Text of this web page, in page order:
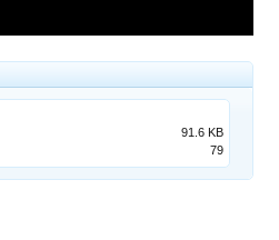
91.6 KB
79